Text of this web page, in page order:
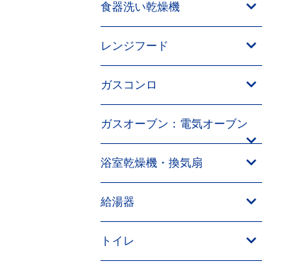
食器洗い乾燥機
レンジフード
ガスコンロ
ガスオーブン：電気オーブン
浴室乾燥機・換気扇
給湯器
トイレ